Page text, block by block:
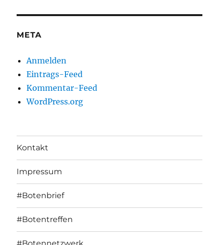
META
Anmelden
Eintrags-Feed
Kommentar-Feed
WordPress.org
Kontakt
Impressum
#Botenbrief
#Botentreffen